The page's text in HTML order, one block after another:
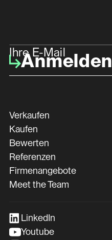
Ihre E-Mail
Anmelden
Verkaufen
Kaufen
Bewerten
Referenzen
Firmenangebote
Meet the Team
LinkedIn
Youtube